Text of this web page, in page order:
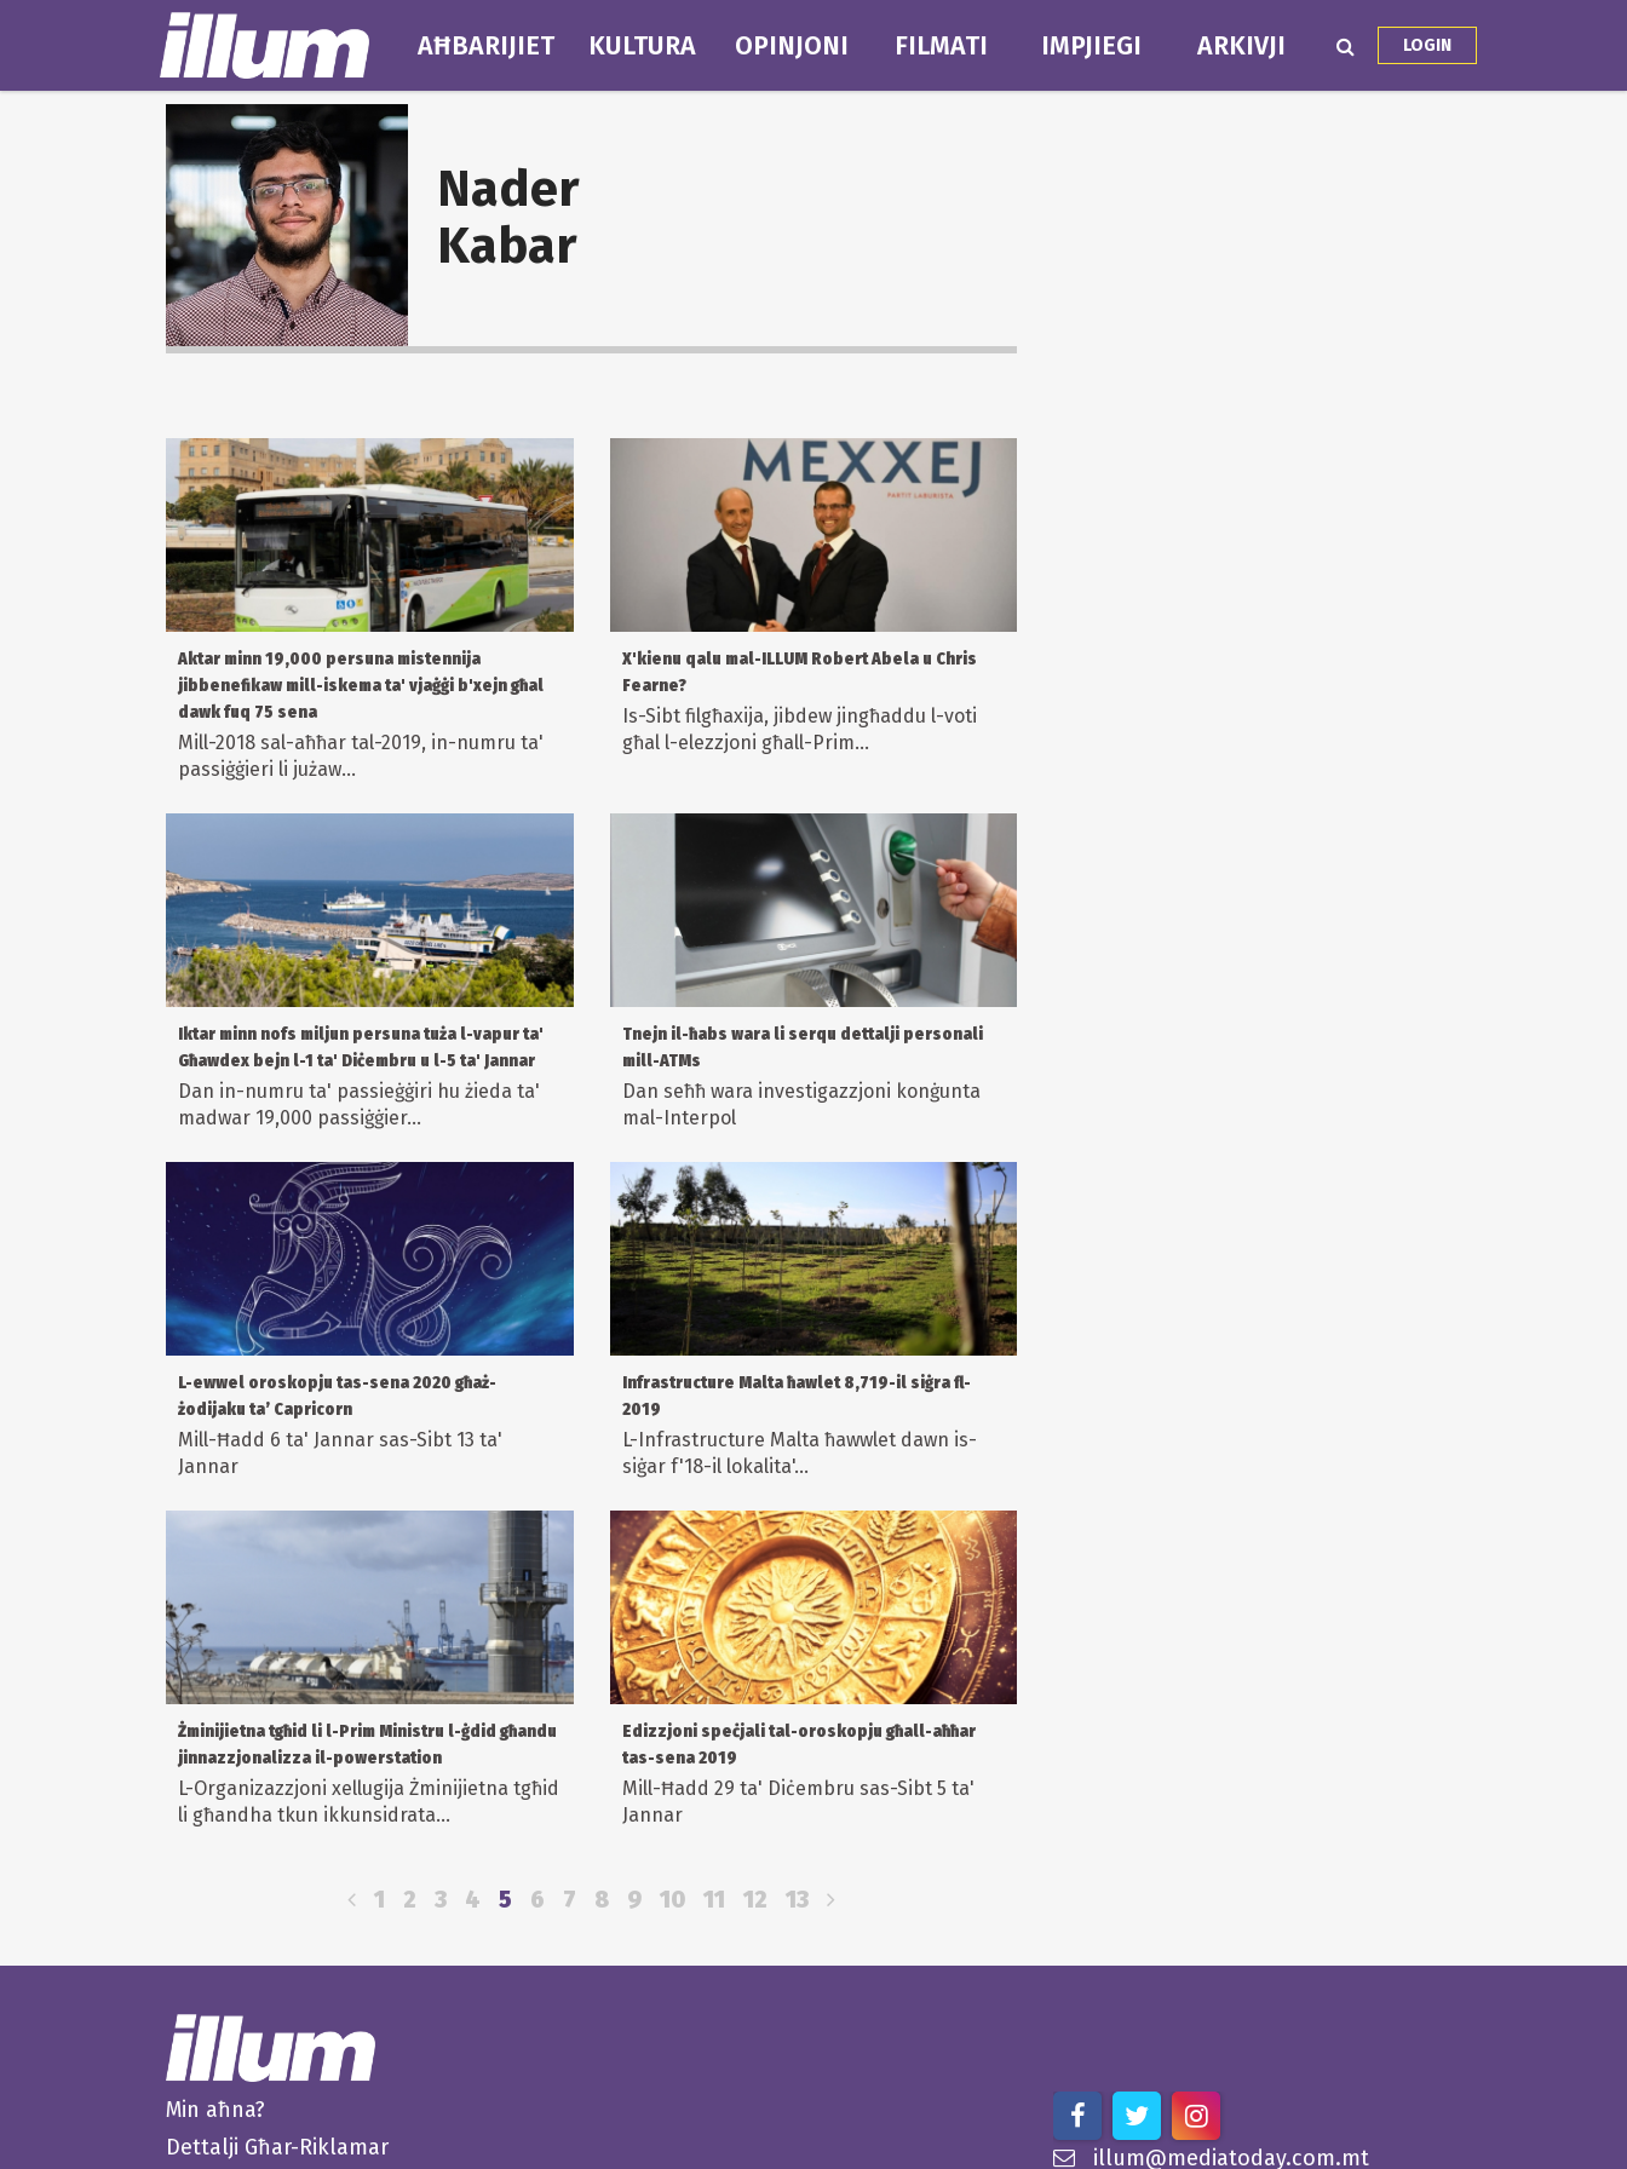
AĦBARIJIET KULTURA OPINJONI FILMATI IMPJIEGI ARKIVJI LOGIN
Nader
Kabar
Aktar minn 19,000 persuna mistennija
jibbenefikaw mill-iskema ta' vjaġġi b'xejn għal
dawk fuq 75 sena
Mill-2018 sal-aħħar tal-2019, in-numru ta'
passiġġieri li jużaw...
X'kienu qalu mal-ILLUM Robert Abela u Chris
Fearne?
Is-Sibt filgħaxija, jibdew jingħaddu l-voti
għal l-elezzjoni għall-Prim...
Iktar minn nofs miljun persuna tuża l-vapur ta'
Għawdex bejn l-1 ta' Diċembru u l-5 ta' Jannar
Dan in-numru ta' passieġġiri hu żieda ta'
madwar 19,000 passiġġier...
Tnejn il-ħabs wara li serqu dettalji personali
mill-ATMs
Dan seħħ wara investigazzjoni konġunta
mal-Interpol
L-ewwel oroskopju tas-sena 2020 għaż-
żodijaku ta’ Capricorn
Mill-Ħadd 6 ta' Jannar sas-Sibt 13 ta'
Jannar
Infrastructure Malta ħawlet 8,719-il siġra fl-
2019
L-Infrastructure Malta ħawwlet dawn is-
siġar f'18-il lokalita'...
Żminijietna tgħid li l-Prim Ministru l-ġdid għandu
jinnazzjonalizza il-powerstation
L-Organizazzjoni xellugija Żminijietna tgħid
li għandha tkun ikkunsidrata...
Edizzjoni speċjali tal-oroskopju għall-aħħar
tas-sena 2019
Mill-Ħadd 29 ta' Diċembru sas-Sibt 5 ta'
Jannar
1 2 3 4 5 6 7 8 9 10 11 12 13
Min aħna?
Dettalji Għar-Riklamar
illum@mediatoday.com.mt